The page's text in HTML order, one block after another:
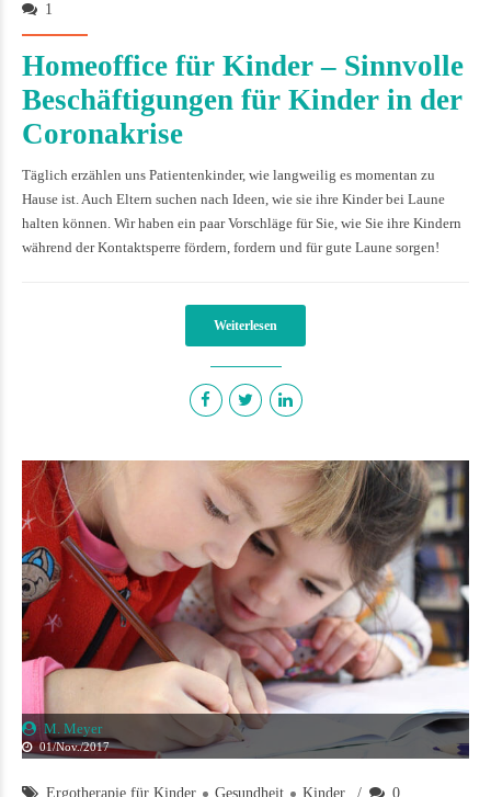
1
Homeoffice für Kinder – Sinnvolle
Beschäftigungen für Kinder in der
Coronakrise
Täglich erzählen uns Patientenkinder, wie langweilig es momentan zu
Hause ist. Auch Eltern suchen nach Ideen, wie sie ihre Kinder bei Laune
halten können. Wir haben ein paar Vorschläge für Sie, wie Sie ihre Kindern
während der Kontaktsperre fördern, fordern und für gute Laune sorgen!
Weiterlesen
M. Meyer
01/Nov./2017
Ergotherapie für Kinder Gesundheit Kinder 0